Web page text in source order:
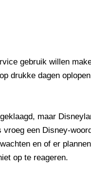
gebruik willen
drukke dagen
maar
een Disney-
en of er
op te reageren.